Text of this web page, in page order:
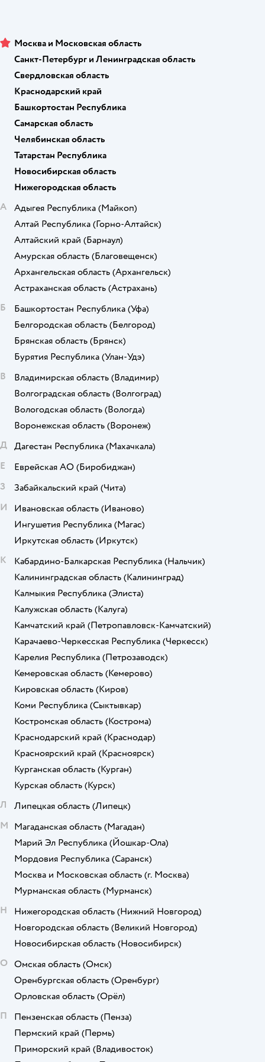
Москва и Московская область
Санкт-Петербург и Ленинградская область
Свердловская область
Краснодарский край
Башкортостан Республика
Самарская область
Челябинская область
Татарстан Республика
Новосибирская область
Нижегородская область
А
Адыгея Республика (Майкоп)
Алтай Республика (Горно-Алтайск)
Алтайский край (Барнаул)
Амурская область (Благовещенск)
Архангельская область (Архангельск)
Астраханская область (Астрахань)
Б
Башкортостан Республика (Уфа)
Белгородская область (Белгород)
Брянская область (Брянск)
Бурятия Республика (Улан-Удэ)
В
Владимирская область (Владимир)
Волгоградская область (Волгоград)
Вологодская область (Вологда)
Воронежская область (Воронеж)
Д Дагестан Республика (Махачкала)
Е
Еврейская АО (Биробиджан)
З
Забайкальский край (Чита)
И
Ивановская область (Иваново)
Ингушетия Республика (Магас)
Иркутская область (Иркутск)
К
Кабардино-Балкарская Республика (Нальчик)
Калининградская область (Калининград)
Калмыкия Республика (Элиста)
Калужская область (Калуга)
Камчатский край (Петропавловск-Камчатский)
Карачаево-Черкесская Республика (Черкесск)
Карелия Республика (Петрозаводск)
Кемеровская область (Кемерово)
Кировская область (Киров)
Коми Республика (Сыктывкар)
Костромская область (Кострома)
Краснодарский край (Краснодар)
Красноярский край (Красноярск)
Курганская область (Курган)
Курская область (Курск)
Л
Липецкая область (Липецк)
М Магаданская область (Магадан)
Марий Эл Республика (Йошкар-Ола)
Мордовия Республика (Саранск)
Москва и Московская область (г. Москва)
Мурманская область (Мурманск)
Н
Нижегородская область (Нижний Новгород)
Новгородская область (Великий Новгород)
Новосибирская область (Новосибирск)
О Омская область (Омск)
Оренбургская область (Оренбург)
Орловская область (Орёл)
П
Пензенская область (Пенза)
Пермский край (Пермь)
Приморский край (Владивосток)